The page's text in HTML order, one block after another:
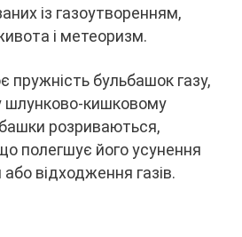
із газоутворенням,
і метеоризм.
пружність бульбашок газу,
шлунково-кишковому
розриваються,
полегшує його усунення
відходження газів.